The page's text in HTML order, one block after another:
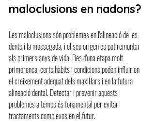
maloclusions en nadons?
Les maloclusions són problemes en l'alineació de les
dents i la mossegada, i el seu origen es pot remuntar
als primers anys de vida. Des d'una etapa molt
primerenca, certs hàbits i condicions poden influir en
el creixement adequat dels maxil·lars i en la futura
alineació dental. Detectar i prevenir aquests
problemes a temps és fonamental per evitar
tractaments complexos en el futur.